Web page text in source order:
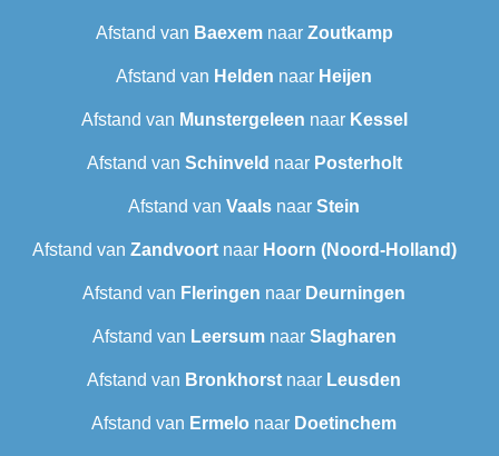
Afstand van Baexemnaar Zoutkamp
Afstand van Helden naar Heijen
Afstand van Munstergeleen naar Kessel
Afstand van Schinveld naar Posterholt
Afstand van Vaals naar Stein
Afstand van Zandvoortnaar Hoorn (Noord-Holland)
Afstand van Fleringen naar Deurningen
Afstand van Leersumnaar Slagharen
Afstand van Bronkhorst naar Leusden
Afstand van Ermelo naar Doetinchem